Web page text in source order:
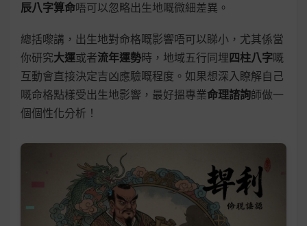
辰八字算命唔可以忽略出生地嘅微細差異。
總括嚟講，出生地對命格嘅影響唔可以睇小，尤其係當
你研究大運或者流年運勢時，地域五行同埋 四柱八字嘅
互動會直接決定吉凶應驗嘅程度。如果想深入瞭解自己
嘅命格點樣受出生地影響，最好搵專業命理諮詢師做一
個個性化分析！